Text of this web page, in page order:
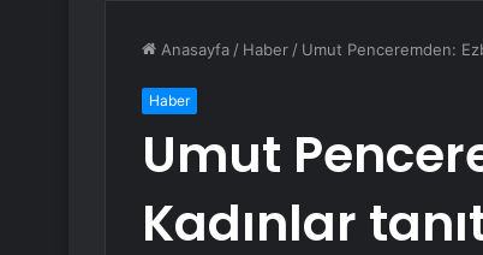
Anasayfa / Haber / Umut Penceremden:
Haber
Umut
Kadınlar